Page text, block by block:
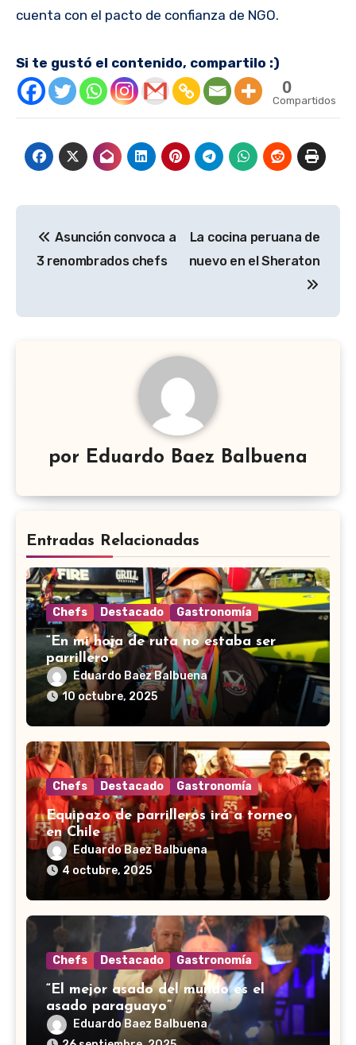
cuenta con el pacto de confianza de NGO.
Si te gustó el contenido, compartilo :)
0
Compartidos
de
Asunción convoca a
3 renombrados chefs
La cocina peruana de
nuevo en el Sheraton
por Eduardo Baez Balbuena
Entradas Relacionadas
Chefs Destacado Gastronomía
“En mi hoja de ruta no estaba ser
parrillero”
Eduardo Baez Balbuena
10 octubre, 2025
Chefs Destacado Gastronomía
Equipazo de parrilleros irá a torneo
en Chile
Eduardo Baez Balbuena
4 octubre, 2025
Chefs Destacado Gastronomía
“El mejor asado del mundo es el
asado paraguayo”
Eduardo Baez Balbuena